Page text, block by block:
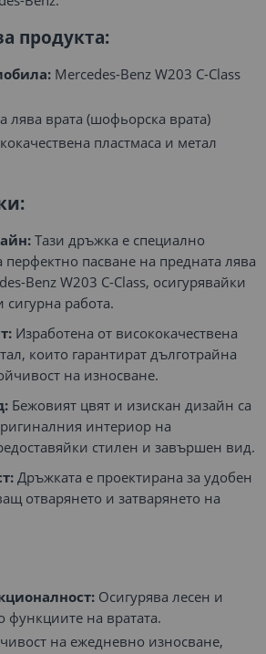
продукта:
Mercedes-Benz W203 C-Class
лява врата (шофьорска врата)
пластмаса и метал
Тази дръжка е специално
перфектно пасване на предната лява
Benz W203 C-Class, осигурявайки
работа.
Изработена от висококачествена
които гарантират дълготрайна
на износване.
Бежовият цвят и изискан дизайн са
интериор на
стилен и завършен вид.
Дръжката е проектирана за удобен
отварянето и затварянето на
Осигурява лесен и
функциите на вратата.
на ежедневно износване,